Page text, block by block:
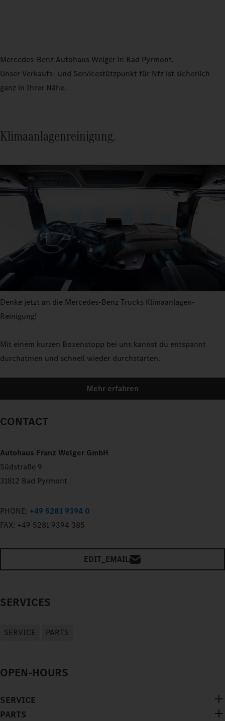
Mercedes-Benz Autohaus Welger in Bad Pyrmont.
Unser Verkaufs- und Servicestützpunkt für Nfz ist sicherlich
ganz in Ihrer Nähe.
Klimaanlagenreinigung.
Denke jetzt an die Mercedes-Benz Trucks Klimaanlagen-
Reinigung!
Mit einem kurzen Boxenstopp bei uns kannst du entspannt
durchatmen und schnell wieder durchstarten.
Mehr erfahren
CONTACT
Autohaus Franz Welger GmbH
Südstraße 9
31812 Bad Pyrmont
PHONE: +49 5281 9394 0
FAX: +49 5281 9394 385
EDIT_EMAIL
SERVICES
SERVICE PARTS
OPEN-HOURS
SERVICE
PARTS